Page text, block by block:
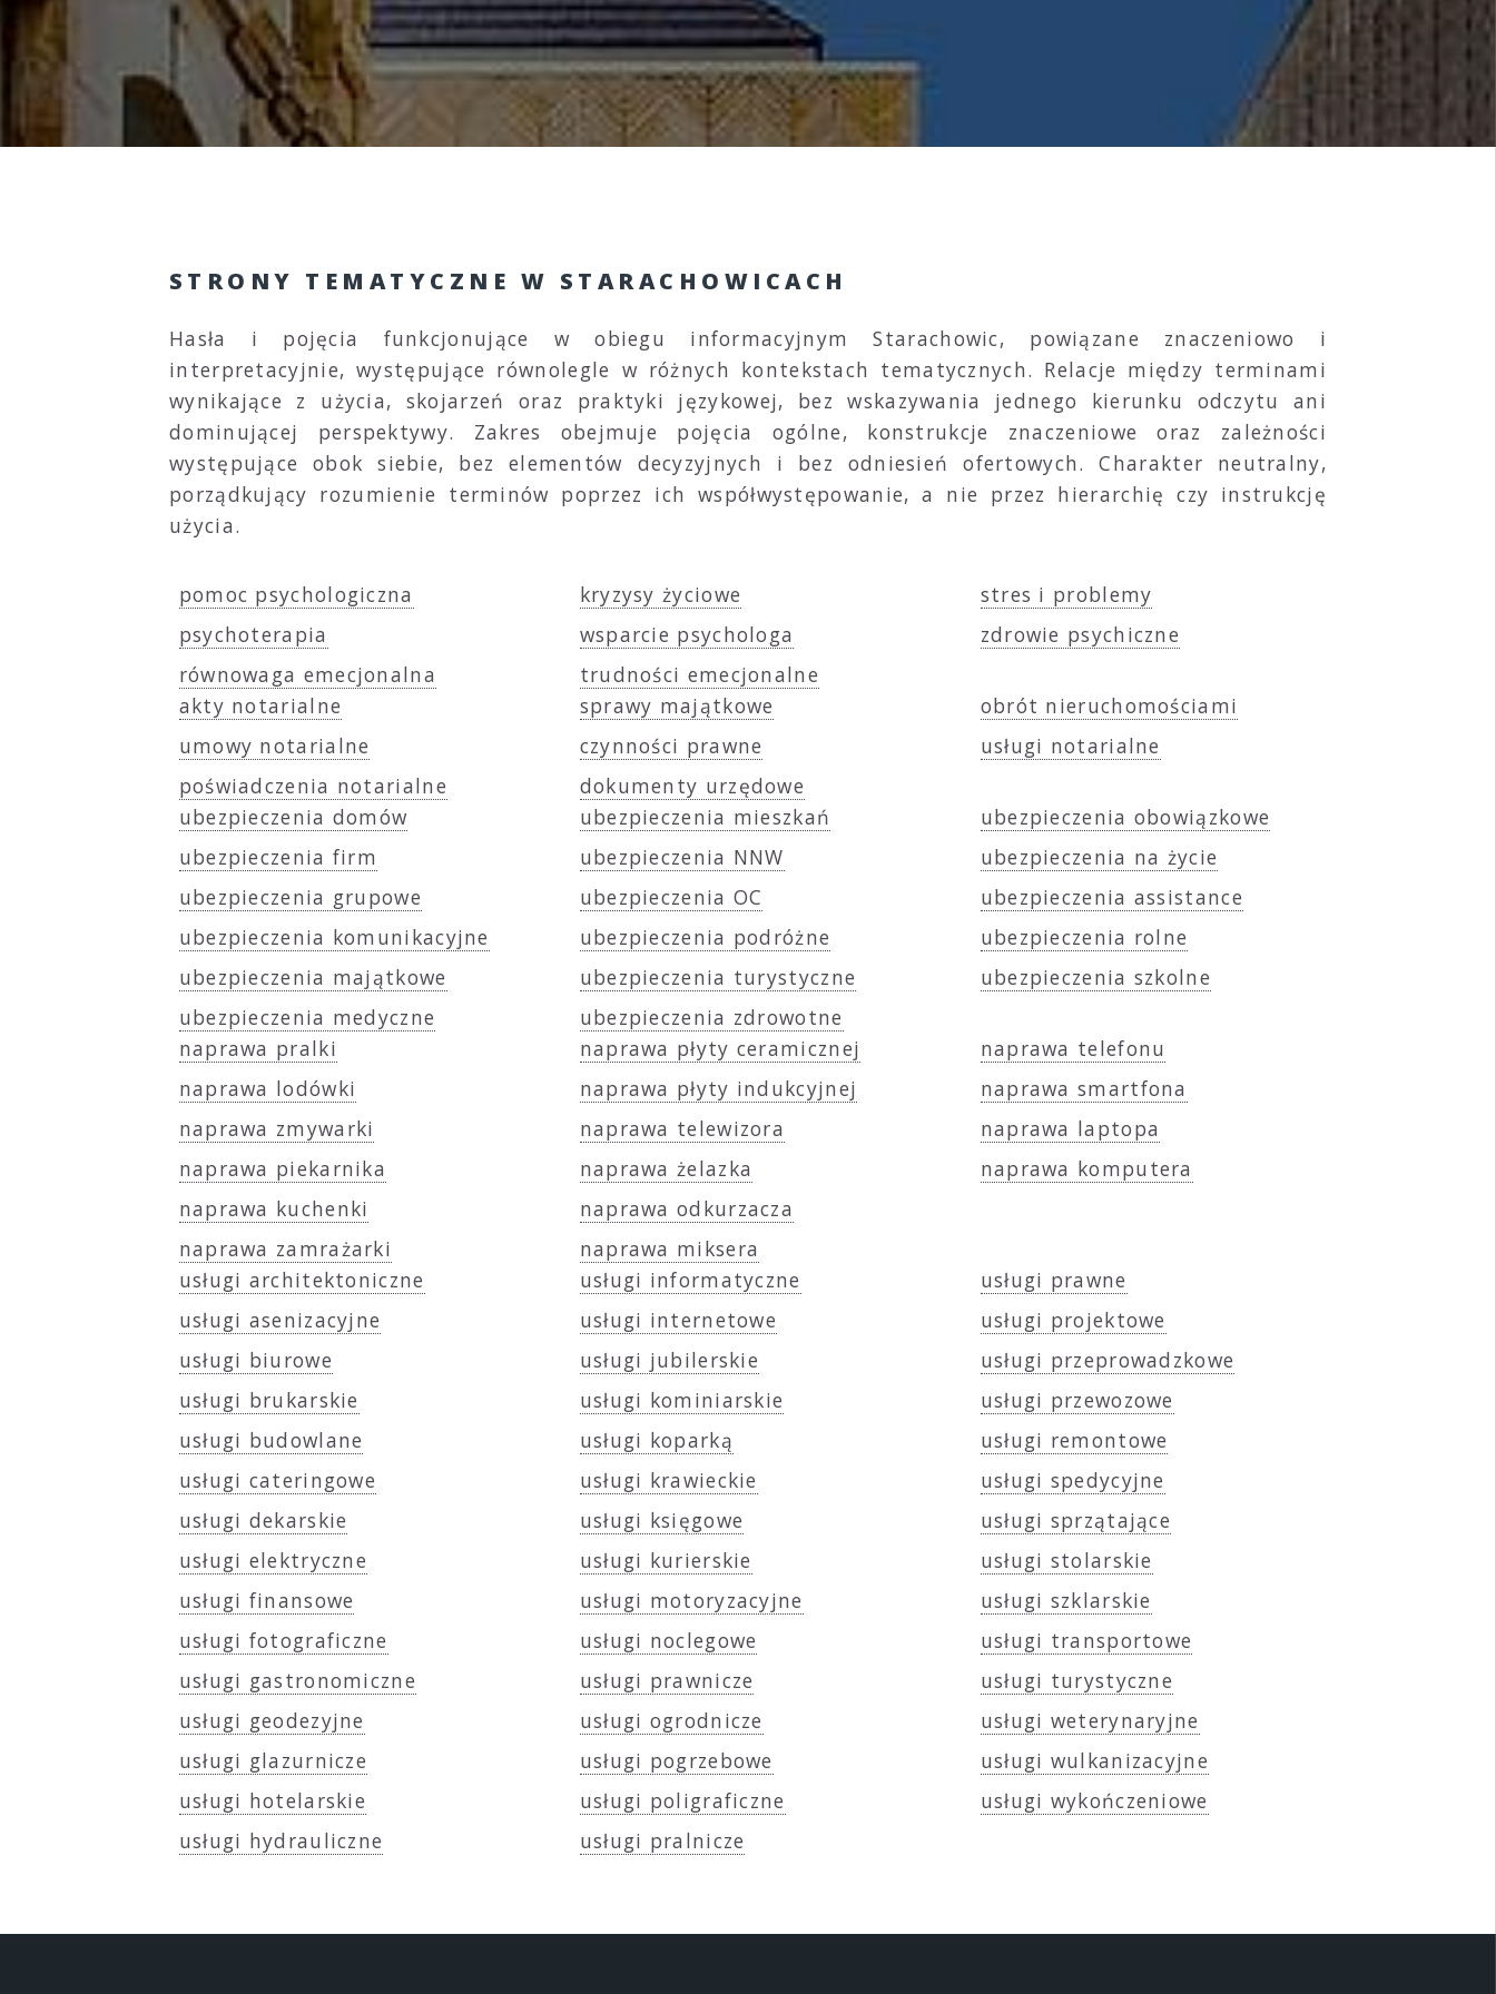
STRONY TEMATYCZNE W STARACHOWICACH
Hasła i pojęcia funkcjonujące w obiegu informacyjnym Starachowic, powiązane znaczeniowo i
interpretacyjnie, występujące równolegle w różnych kontekstach tematycznych. Relacje między terminami
wynikające z użycia, skojarzeń oraz praktyki językowej, bez wskazywania jednego kierunku odczytu ani
dominującej perspektywy. Zakres obejmuje pojęcia ogólne, konstrukcje znaczeniowe oraz zależności
występujące obok siebie, bez elementów decyzyjnych i bez odniesień ofertowych. Charakter neutralny,
porządkujący rozumienie terminów poprzez ich współwystępowanie, a nie przez hierarchię czy instrukcję
użycia.
pomoc psychologiczna
psychoterapia
równowaga emecjonalna
kryzysy życiowe
wsparcie psychologa
trudności emecjonalne
stres i problemy
zdrowie psychiczne
akty notarialne
umowy notarialne
poświadczenia notarialne
sprawy majątkowe
czynności prawne
dokumenty urzędowe
obrót nieruchomościami
usługi notarialne
ubezpieczenia domów
ubezpieczenia firm
ubezpieczenia grupowe
ubezpieczenia komunikacyjne
ubezpieczenia majątkowe
ubezpieczenia medyczne
ubezpieczenia mieszkań
ubezpieczenia NNW
ubezpieczenia OC
ubezpieczenia podróżne
ubezpieczenia turystyczne
ubezpieczenia zdrowotne
ubezpieczenia obowiązkowe
ubezpieczenia na życie
ubezpieczenia assistance
ubezpieczenia rolne
ubezpieczenia szkolne
naprawa pralki
naprawa lodówki
naprawa zmywarki
naprawa piekarnika
naprawa kuchenki
naprawa zamrażarki
naprawa płyty ceramicznej
naprawa płyty indukcyjnej
naprawa telewizora
naprawa żelazka
naprawa odkurzacza
naprawa miksera
naprawa telefonu
naprawa smartfona
naprawa laptopa
naprawa komputera
usługi architektoniczne
usługi asenizacyjne
usługi biurowe
usługi brukarskie
usługi budowlane
usługi cateringowe
usługi dekarskie
usługi elektryczne
usługi finansowe
usługi fotograficzne
usługi gastronomiczne
usługi geodezyjne
usługi glazurnicze
usługi hotelarskie
usługi hydrauliczne
usługi informatyczne
usługi internetowe
usługi jubilerskie
usługi kominiarskie
usługi koparką
usługi krawieckie
usługi księgowe
usługi kurierskie
usługi motoryzacyjne
usługi noclegowe
usługi prawnicze
usługi ogrodnicze
usługi pogrzebowe
usługi poligraficzne
usługi pralnicze
usługi prawne
usługi projektowe
usługi przeprowadzkowe
usługi przewozowe
usługi remontowe
usługi spedycyjne
usługi sprzątające
usługi stolarskie
usługi szklarskie
usługi transportowe
usługi turystyczne
usługi weterynaryjne
usługi wulkanizacyjne
usługi wykończeniowe